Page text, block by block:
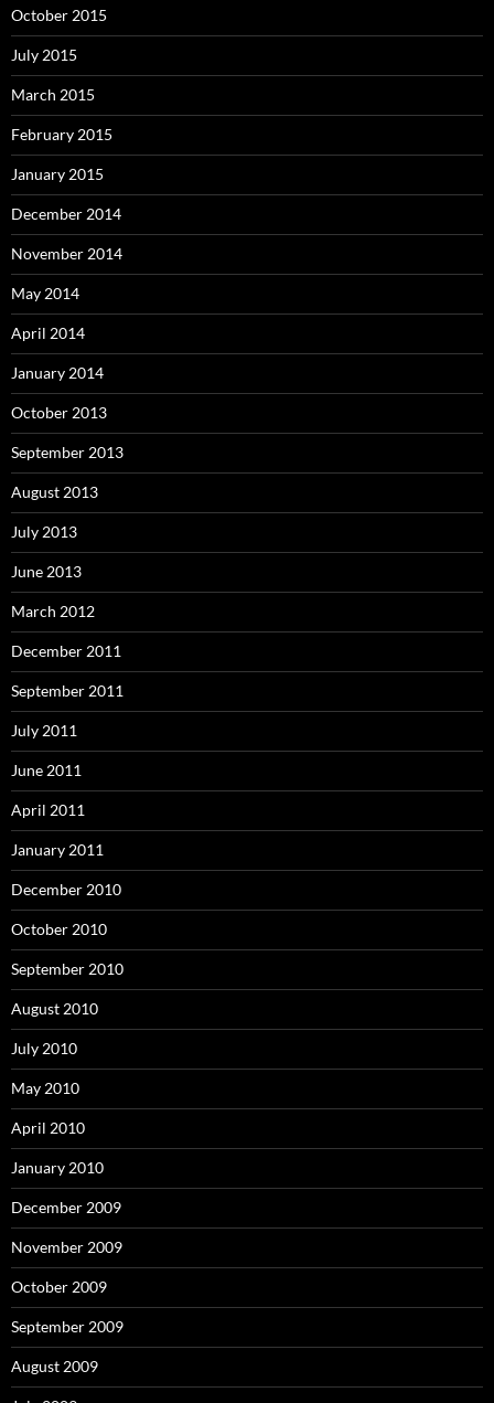
October 2015
July 2015
March 2015
February 2015
January 2015
December 2014
November 2014
May 2014
April 2014
January 2014
October 2013
September 2013
August 2013
July 2013
June 2013
March 2012
December 2011
September 2011
July 2011
June 2011
April 2011
January 2011
December 2010
October 2010
September 2010
August 2010
July 2010
May 2010
April 2010
January 2010
December 2009
November 2009
October 2009
September 2009
August 2009